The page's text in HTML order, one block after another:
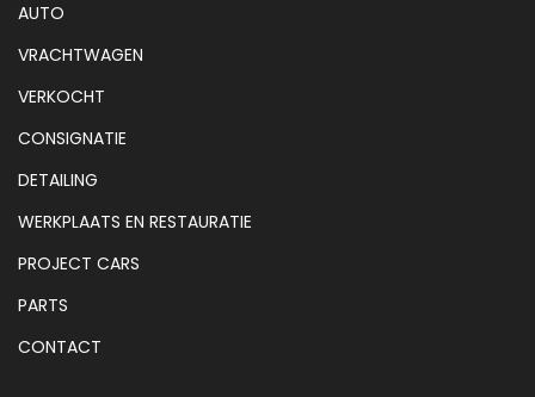
AUTO
VRACHTWAGEN
VERKOCHT
CONSIGNATIE
DETAILING
WERKPLAATS EN RESTAURATIE
PROJECT CARS
PARTS
CONTACT